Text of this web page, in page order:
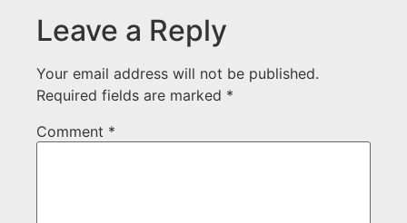
Leave a Reply
Your email address will not be published.
Required fields are marked *
Comment *